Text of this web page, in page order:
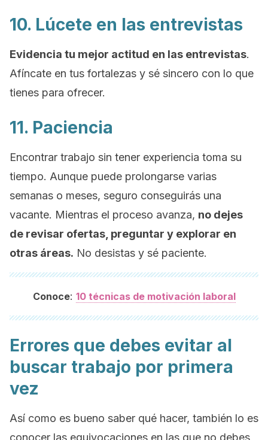
10. Lúcete en las entrevistas
Evidencia tu mejor actitud en las entrevistas.
Afíncate en tus fortalezas y sé sincero con lo que
tienes para ofrecer.
11. Paciencia
Encontrar trabajo sin tener experiencia toma su
tiempo. Aunque puede prolongarse varias
semanas o meses, seguro conseguirás una
vacante. Mientras el proceso avanza, no dejes
de revisar ofertas, preguntar y explorar en
otras áreas. No desistas y sé paciente.
Conoce: 10 técnicas de motivación laboral
Errores que debes evitar al
buscar trabajo por primera
vez
Así como es bueno saber qué hacer, también lo es
conocer las equivocaciones en las que no debes